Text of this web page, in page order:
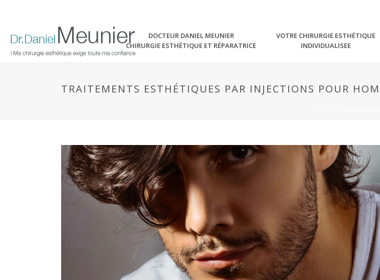
DOCTEUR DANIEL MEUNIER
CHIRURGIE ESTHÉTIQUE ET RÉPARATRICE
VOTRE CHIRURGIE ESTHÉTIQUE
INDIVIDUALISEE
TRAITEMENTS ESTHÉTIQUES PAR INJECTIONS POUR